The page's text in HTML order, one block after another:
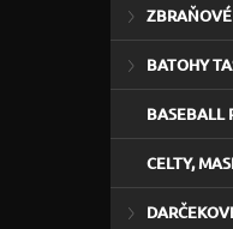
BATOHY
BASEBALL
CELTY,